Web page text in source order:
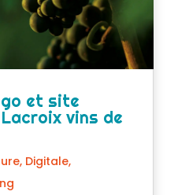
et site
vins de
, Digitale,